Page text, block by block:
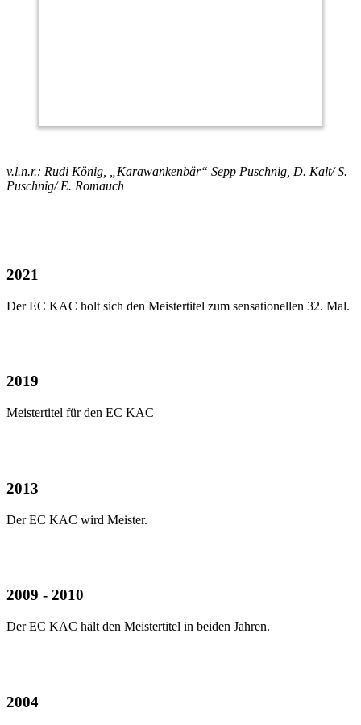
v.l.n.r.: Rudi König, „Karawankenbär“ Sepp Puschnig, D. Kalt/ S.
Puschnig/ E. Romauch
2021
Der EC KAC holt sich den Meistertitel zum sensationellen 32. Mal.
2019
Meistertitel für den EC KAC
2013
Der EC KAC wird Meister.
2009 - 2010
Der EC KAC hält den Meistertitel in beiden Jahren.
2004